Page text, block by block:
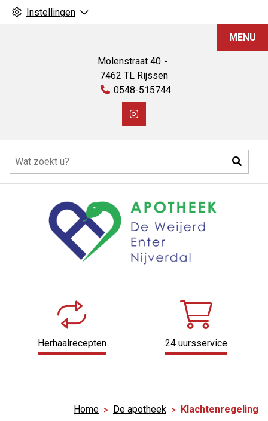
Instellingen
Molenstraat40
7462 TL Rijssen
Tel:
0548-515744
Bezoek
Instagram
MENU
Herhaalrecepten 24 uursservice
Home De apotheek Klachtenregeling